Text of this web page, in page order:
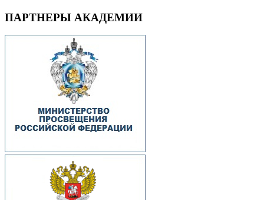
ПАРТНЕРЫ АКАДЕМИИ